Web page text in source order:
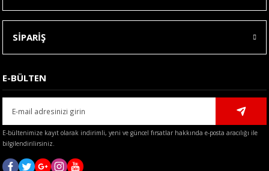
Bu ürüne benzer farklı alternatifler olmalı.
Gönder
SİPARİŞ
E-BÜLTEN
E-bültenimize kayıt olarak indirimli, yeni ve güncel fırsatlar hakkında e-posta aracılığı ile
bilgilendirilirsiniz.